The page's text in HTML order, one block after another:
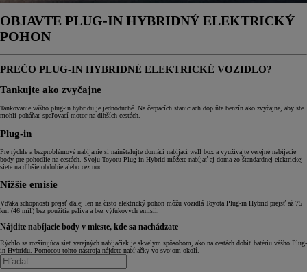
OBJAVTE PLUG-IN HYBRIDNÝ ELEKTRICKÝ
POHON
PREČO PLUG-IN HYBRIDNÉ ELEKTRICKÉ VOZIDLO?
Tankujte ako zvyčajne
Tankovanie vášho plug-in hybridu je jednoduché. Na čerpacích staniciach doplňte benzín ako zvyčajne, aby ste
mohli poháňať spaľovací motor na dlhších cestách.
Plug-in
Pre rýchle a bezproblémové nabíjanie si nainštalujte domáci nabíjací wall box a využívajte verejné nabíjacie
body pre pohodlie na cestách. Svoju Toyotu Plug-in Hybrid môžete nabíjať aj doma zo štandardnej elektrickej
siete na dlhšie obdobie alebo cez noc.
Nižšie emisie
Vďaka schopnosti prejsť ďalej len na čisto elektrický pohon môžu vozidlá Toyota Plug-in Hybrid prejsť až 75
km (46 míľ) bez použitia paliva a bez výfukových emisií.
Nájdite nabíjacie body v mieste, kde sa nachádzate
Rýchlo sa rozširujúca sieť verejných nabíjačiek je skvelým spôsobom, ako na cestách dobiť batériu vášho Plug-
in Hybridu. Pomocou tohto nástroja nájdete nabíjačky vo svojom okolí.